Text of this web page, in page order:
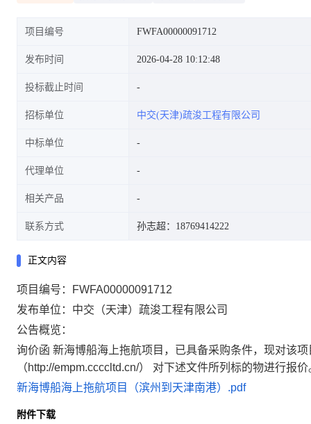
项目编号 FWFA00000091712
发布时间 2026-04-28 10:12:48
投标截止时间
招标单位 中交(天津)疏浚工程有限公司
中标单位
代理单位
相关产品
联系方式 孙志超：18769414222
正文内容
项目编号：FWFA00000091712
发布单位：中交（天津）疏浚工程有限公司
公告概览：
询价函 新海博船海上拖航项目，已具备采购条件，现对该
（http://empm.ccccltd.cn/） 对下述文件所列标的物进行
新海博船海上拖航项目（滨州到天津南港）.pdf
附件下载